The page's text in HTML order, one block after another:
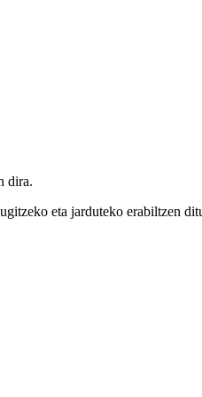
dira.
eta jarduteko erabiltzen